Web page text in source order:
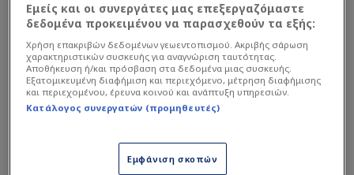
79' Επαναφορά Βαλένθια
78' Φάουλ Βαλένθια
78'
Αλλαγή Σοσιεδάδ
Όσκαρσον, Ορί
Γκεδές, Γκονσάλο
Όσκαρσον, Ορί
Εμείς και οι συνεργάτες μας επεξεργαζόμαστε
δεδομένα προκειμένου να παρασχεθούν τα εξής:
Χρήση επακριβών δεδομένων γεωεντοπισμού. Ακριβής σάρωση
χαρακτηριστικών συσκευής για αναγνώριση ταυτότητας.
Αποθήκευση ή/και πρόσβαση στα δεδομένα μιας συσκευής.
Εξατομικευμένη διαφήμιση και περιεχόμενο, μέτρηση διαφήμισης
και περιεχομένου, έρευνα κοινού και ανάπτυξη υπηρεσιών.
Κατάλογος συνεργατών (προμηθευτές)
Εμφάνιση σκοπών